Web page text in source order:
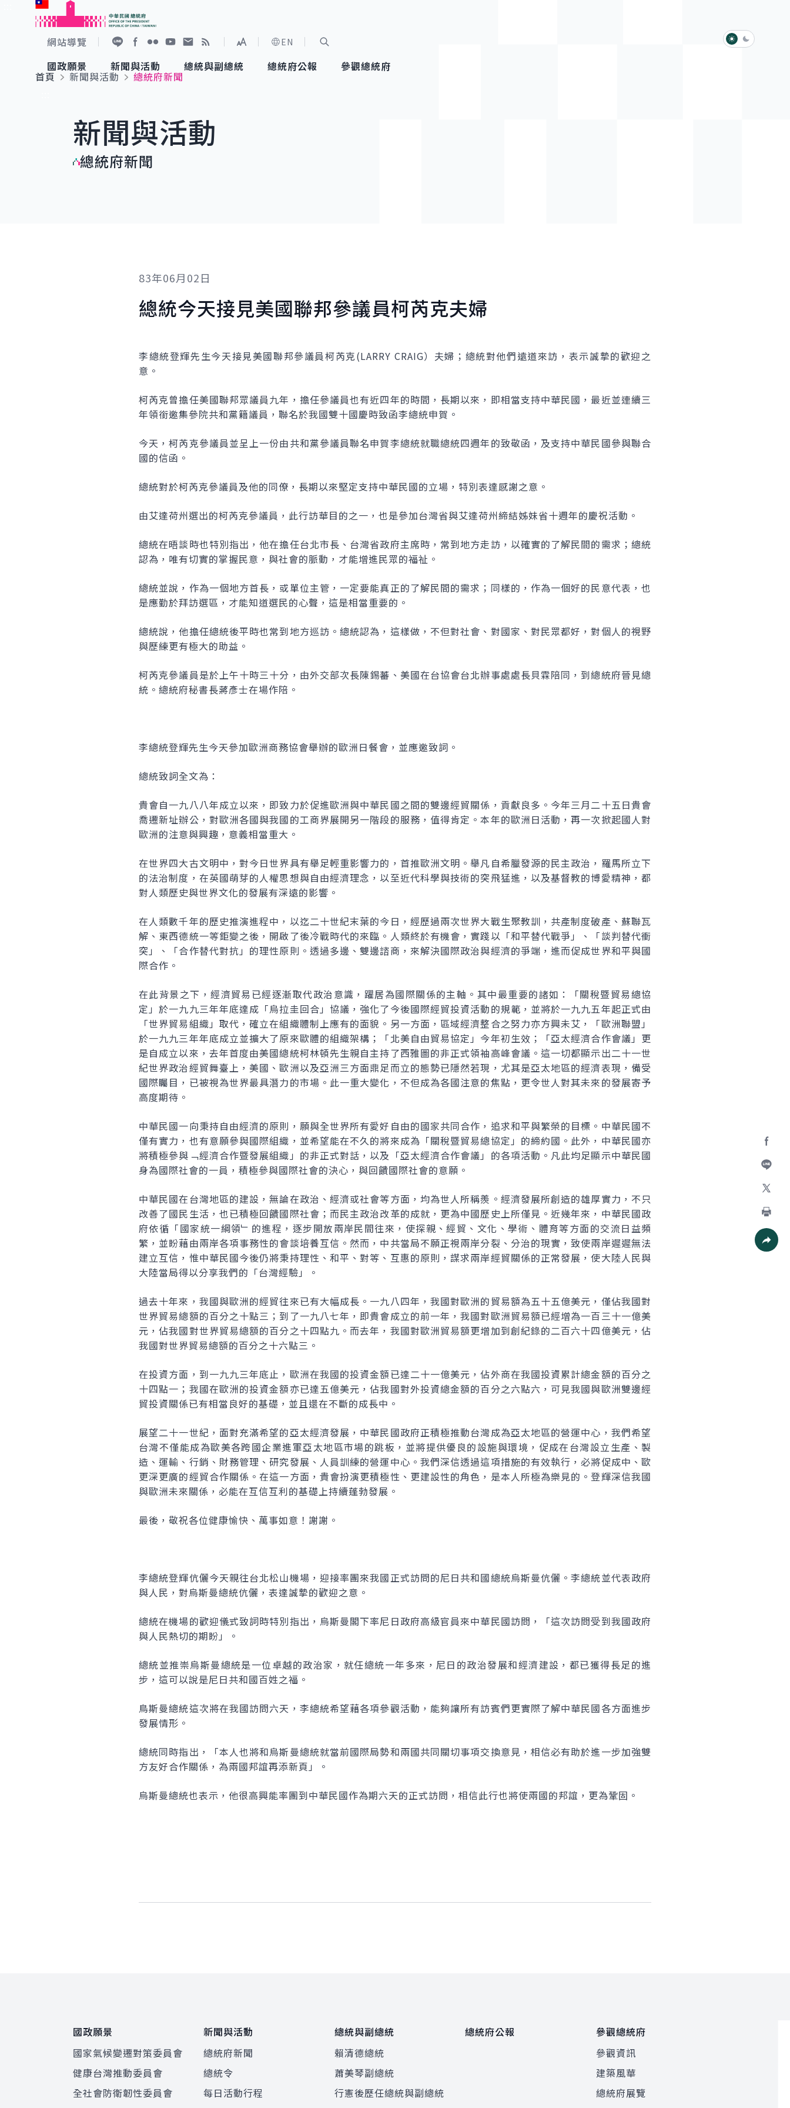
跳到主要內容
網站導覽
展開字級選單
EN
國政願景
國家氣候變遷對策委員會
重要談話
新聞與活動
總統府新聞
影音頻道
總統與副總統
賴清德總統
總統府公報 參觀總統府
參觀資訊
淺色模式
深色模式
首頁
新聞與活動
總統府新聞
新聞與活動
總統府新聞
加入好
列印
83年06月02日
總統今天接見美國聯邦參議員柯芮克夫婦
李總統登輝先生今天接見美國聯邦參議員柯芮克(LARRY CRAIG）夫婦；總統對他們遠道來訪，表示誠摯的歡迎之
意。
柯芮克曾擔任美國聯邦眾議員九年，擔任參議員也有近四年的時間，長期以來，即相當支持中華民國，最近並連續三
年領銜邀集參院共和黨籍議員，聯名於我國雙十國慶時致函李總統申賀。
今天，柯芮克參議員並呈上一份由共和黨參議員聯名申賀李總統就職總統四週年的致敬函，及支持中華民國參與聯合
國的信函。
總統對於柯芮克參議員及他的同僚，長期以來堅定支持中華民國的立場，特別表達感謝之意。
由艾達荷州選出的柯芮克參議員，此行訪華目的之一，也是參加台灣省與艾達荷州締結姊妹省十週年的慶祝活動。
總統在晤談時也特別指出，他在擔任台北市長、台灣省政府主席時，常到地方走訪，以確實的了解民間的需求；總統
認為，唯有切實的掌握民意，與社會的脈動，才能增進民眾的福祉。
總統並說，作為一個地方首長，或單位主管，一定要能真正的了解民間的需求；同樣的，作為一個好的民意代表，也
是應勤於拜訪選區，才能知道選民的心聲，這是相當重要的。
總統說，他擔任總統後平時也常到地方巡訪。總統認為，這樣做，不但對社會、對國家、對民眾都好，對個人的視野
與歷練更有極大的助益。
柯芮克參議員是於上午十時三十分，由外交部次長陳錫蕃、美國在台協會台北辦事處處長貝霖陪同，到總統府晉見總
統。總統府秘書長蔣彥士在場作陪。
李總統登輝先生今天參加歐洲商務協會舉辦的歐洲日餐會，並應邀致詞。
總統致詞全文為：
貴會自一九八八年成立以來，即致力於促進歐洲與中華民國之間的雙邊經貿關係，貢獻良多。今年三月二十五日貴會
喬遷新址辦公，對歐洲各國與我國的工商界展開另一階段的服務，值得肯定。本年的歐洲日活動，再一次掀起國人對
歐洲的注意與興趣，意義相當重大。
在世界四大古文明中，對今日世界具有舉足輕重影響力的，首推歐洲文明。舉凡自希臘發源的民主政治，羅馬所立下
的法治制度，在英國萌芽的人權思想與自由經濟理念，以至近代科學與技術的突飛猛進，以及基督教的博愛精神，都
對人類歷史與世界文化的發展有深遠的影響。
在人類數千年的歷史推演進程中，以迄二十世紀末葉的今日，經歷過兩次世界大戰生聚教訓，共產制度破產、蘇聯瓦
解、東西德統一等鉅變之後，開啟了後冷戰時代的來臨。人類終於有機會，實踐以「和平替代戰爭」、「談判替代衝
突」、「合作替代對抗」的理性原則。透過多邊、雙邊諮商，來解決國際政治與經濟的爭端，進而促成世界和平與國
際合作。
在此背景之下，經濟貿易已經逐漸取代政治意識，躍居為國際關係的主軸。其中最重要的諸如：「關稅暨貿易總協
定」於一九九三年年底達成「烏拉圭回合」協議，強化了今後國際經貿投資活動的規範，並將於一九九五年起正式由
「世界貿易組織」取代，確立在組織體制上應有的面貌。另一方面，區域經濟整合之努力亦方興未艾，「歐洲聯盟」
於一九九三年年底成立並擴大了原來歐體的組織架構；「北美自由貿易協定」今年初生效；「亞太經濟合作會議」更
是自成立以來，去年首度由美國總統柯林頓先生親自主持了西雅圖的非正式領袖高峰會議。這一切都顯示出二十一世
紀世界政治經貿舞臺上，美國、歐洲以及亞洲三方面鼎足而立的態勢已隱然若現，尤其是亞太地區的經濟表現，備受
國際矚目，已被視為世界最具潛力的市場。此一重大變化，不但成為各國注意的焦點，更令世人對其未來的發展寄予
高度期待。
中華民國一向秉持自由經濟的原則，願與全世界所有愛好自由的國家共同合作，追求和平與繁榮的目標。中華民國不
僅有實力，也有意願參與國際組織，並希望能在不久的將來成為「關稅暨貿易總協定」的締約國。此外，中華民國亦
將積極參與﹁經濟合作暨發展組織」的非正式對話，以及「亞太經濟合作會議」的各項活動。凡此均足顯示中華民國
身為國際社會的一員，積極參與國際社會的決心，與回饋國際社會的意願。
中華民國在台灣地區的建設，無論在政治、經濟或社會等方面，均為世人所稱羨。經濟發展所創造的雄厚實力，不只
改善了國民生活，也已積極回饋國際社會；而民主政治改革的成就，更為中國歷史上所僅見。近幾年來，中華民國政
府依循「國家統一綱領﹂的進程，逐步開放兩岸民間往來，使探親、經貿、文化、學術、體育等方面的交流日益頻
繁，並盼藉由兩岸各項事務性的會談培養互信。然而，中共當局不願正視兩岸分裂、分治的現實，致使兩岸遲遲無法
建立互信，惟中華民國今後仍將秉持理性、和平、對等、互惠的原則，謀求兩岸經貿關係的正常發展，使大陸人民與
大陸當局得以分享我們的「台灣經驗」。
過去十年來，我國與歐洲的經貿往來已有大幅成長。一九八四年，我國對歐洲的貿易額為五十五億美元，僅佔我國對
世界貿易總額的百分之十點三；到了一九八七年，即貴會成立的前一年，我國對歐洲貿易額已經增為一百三十一億美
元，佔我國對世界貿易總額的百分之十四點九。而去年，我國對歐洲貿易額更增加到創紀錄的二百六十四億美元，佔
我國對世界貿易總額的百分之十六點三。
在投資方面，到一九九三年底止，歐洲在我國的投資金額已達二十一億美元，佔外商在我國投資累計總金額的百分之
十四點一；我國在歐洲的投資金額亦已達五億美元，佔我國對外投資總金額的百分之六點六，可見我國與歐洲雙邊經
貿投資關係已有相當良好的基礎，並且還在不斷的成長中。
展望二十一世紀，面對充滿希望的亞太經濟發展，中華民國政府正積極推動台灣成為亞太地區的營運中心，我們希望
台灣不僅能成為歐美各跨國企業進軍亞太地區市場的跳板，並將提供優良的設施與環境，促成在台灣設立生產、製
造、運輸、行銷、財務管理、研究發展、人員訓練的營運中心。我們深信透過這項措施的有效執行，必將促成中、歐
更深更廣的經貿合作關係。在這一方面，貴會扮演更積極性、更建設性的角色，是本人所極為樂見的。登輝深信我國
與歐洲未來關係，必能在互信互利的基礎上持續蓬勃發展。
最後，敬祝各位健康愉快、萬事如意！謝謝。
李總統登輝伉儷今天親往台北松山機場，迎接率團來我國正式訪問的尼日共和國總統烏斯曼伉儷。李總統並代表政府
與人民，對烏斯曼總統伉儷，表達誠摯的歡迎之意。
總統在機場的歡迎儀式致詞時特別指出，烏斯曼閣下率尼日政府高級官員來中華民國訪問，「這次訪問受到我國政府
與人民熱切的期盼」。
總統並推崇烏斯曼總統是一位卓越的政治家，就任總統一年多來，尼日的政治發展和經濟建設，都已獲得長足的進
步，這可以說是尼日共和國百姓之福。
鳥斯曼總統這次將在我國訪問六天，李總統希望藉各項參觀活動，能夠讓所有訪賓們更實際了解中華民國各方面進步
發展情形。
總統同時指出，「本人也將和烏斯曼總統就當前國際局勢和兩國共同關切事項交換意見，相信必有助於進一步加強雙
方友好合作關係，為兩國邦誼再添新頁」。
烏斯曼總統也表示，他很高興能率團到中華民國作為期六天的正式訪問，相信此行也將使兩國的邦誼，更為鞏固。
國政願景
國家氣候變遷對策委員會
健康台灣推動委員會
全社會防衛韌性委員會
新聞與活動
總統府新聞
總統令
每日活動行程
總統與副總統
賴清德總統
蕭美琴副總統
行憲後歷任總統與副總統
總統府公報
參觀總統府
參觀資訊
建築風華
總統府展覽